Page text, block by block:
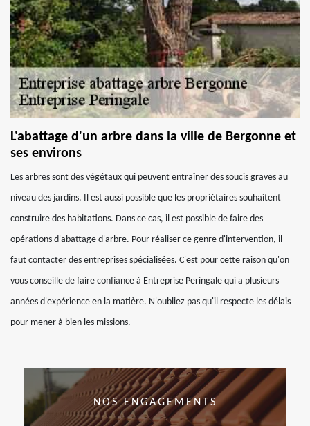
L'abattage d'un arbre dans la ville de Bergonne et
ses environs
Les arbres sont des végétaux qui peuvent entraîner des soucis graves au
niveau des jardins. Il est aussi possible que les propriétaires souhaitent
construire des habitations. Dans ce cas, il est possible de faire des
opérations d'abattage d'arbre. Pour réaliser ce genre d'intervention, il
faut contacter des entreprises spécialisées. C'est pour cette raison qu'on
vous conseille de faire confiance à Entreprise Peringale qui a plusieurs
années d'expérience en la matière. N'oubliez pas qu'il respecte les délais
pour mener à bien les missions.
NOS ENGAGEMENTS